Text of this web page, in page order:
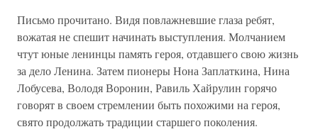
Письмо прочитано. Видя повлажневшие глаза ребят,
вожатая не спешит начинать выступления. Молчанием
чтут юные ленинцы память героя, отдавшего свою жизнь
за дело Ленина. Затем пионеры Нона Заплаткина, Нина
Лобусева, Володя Воронин, Равиль Хайрулин горячо
говорят в своем стремлении быть похожими на героя,
свято продолжать традиции старшего поколения.